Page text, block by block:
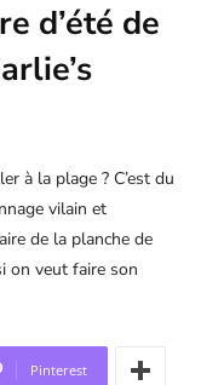
d’été de
à la plage ? C’est du
vilain et
de la planche de
on veut faire son
Pinterest